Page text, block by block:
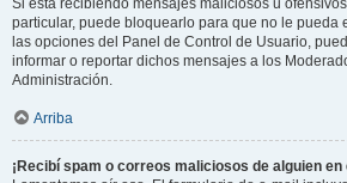
Si está recibiendo mensajes maliciosos u
particular, puede bloquearlo para que no le pueda
las opciones del Panel de Control de Usuario,
informar o reportar dichos mensajes a los
Administración.
Arriba
¡Recibí spam o correos maliciosos de alguien en